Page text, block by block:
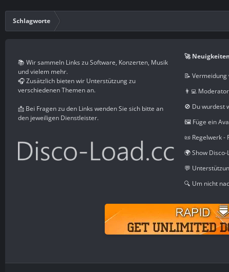
Schlagworte
📚 Wir sammeln Links zu Software, Konzerten, Musik
und vielem mehr.
🎧 Zusätzlich bieten wir Unterstützung zu
verschiedenen Themen an.
📩 Bei Fragen zu den Links wenden Sie sich bitte an
den jeweiligen Dienstleister.
🚀 Neuigkeiten
📝
👨‍💻
🚫 Du wurdest
🖼️ Füge ein
📜 Regelwerk -
🌍 Show
💬
🔍 Um nicht